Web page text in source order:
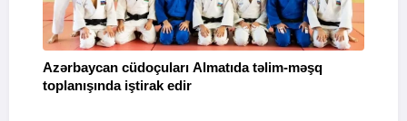
Azərbaycan cüdoçuları Almatıda təlim-məşq
toplanışında iştirak edir